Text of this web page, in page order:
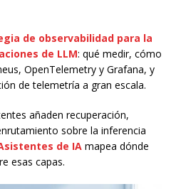
de observabilidad para la
de LLM: qué medir, cómo
OpenTelemetry y Grafana, y
de telemetría a gran escala.
añaden recuperación,
sobre la inferencia
de IA mapea dónde
esas capas.